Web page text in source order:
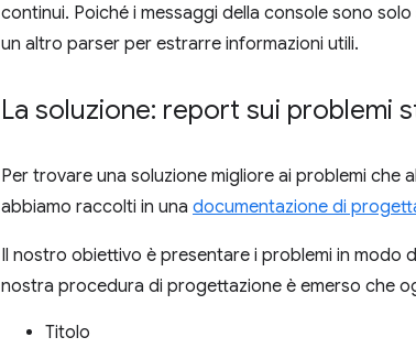
continui. Poiché i messaggi della console sono
un altro parser per estrarre informazioni utili.
La soluzione: report sui problemi
Per trovare una soluzione migliore ai problemi che
abbiamo raccolti in una documentazione di
Il nostro obiettivo è presentare i problemi in modo
nostra procedura di progettazione è emerso che
Titolo